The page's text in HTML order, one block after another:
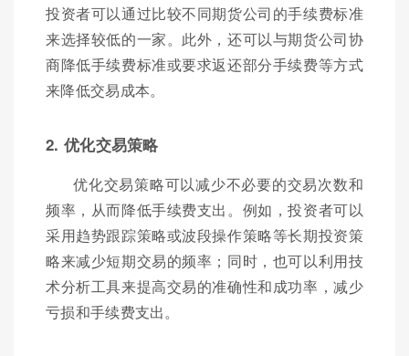
投资者可以通过比较不同期货公司的手续费标准
来选择较低的一家。此外，还可以与期货公司协
商降低手续费标准或要求返还部分手续费等方式
来降低交易成本。
2. 优化交易策略
优化交易策略可以减少不必要的交易次数和
频率，从而降低手续费支出。例如，投资者可以
采用趋势跟踪策略或波段操作策略等长期投资策
略来减少短期交易的频率；同时，也可以利用技
术分析工具来提高交易的准确性和成功率，减少
亏损和手续费支出。